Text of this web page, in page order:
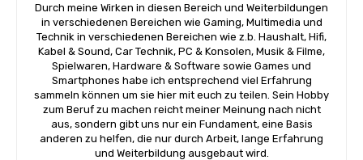
Durch meine Wirken in diesen Bereich und Weiterbildungen
in verschiedenen Bereichen wie Gaming, Multimedia und
Technik in verschiedenen Bereichen wie z.b. Haushalt, Hifi,
Kabel & Sound, Car Technik, PC & Konsolen, Musik & Filme,
Spielwaren, Hardware & Software sowie Games und
Smartphones habe ich entsprechend viel Erfahrung
sammeln können um sie hier mit euch zu teilen. Sein Hobby
zum Beruf zu machen reicht meiner Meinung nach nicht
aus, sondern gibt uns nur ein Fundament, eine Basis
anderen zu helfen, die nur durch Arbeit, lange Erfahrung
und Weiterbildung ausgebaut wird.